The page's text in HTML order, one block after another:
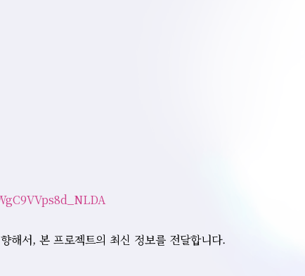
서, 본 프로젝트의 최신 정보를 전달합니다.